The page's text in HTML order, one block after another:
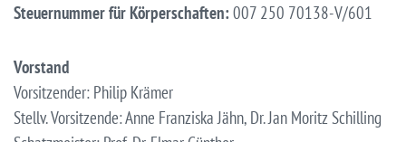
Steuernummer für Körperschaften:007 250 70138-V/601
Vorstand
Vorsitzender: Philip Krämer
Stellv. Vorsitzende: Anne Franziska Jähn, Dr. Jan Moritz Schilling